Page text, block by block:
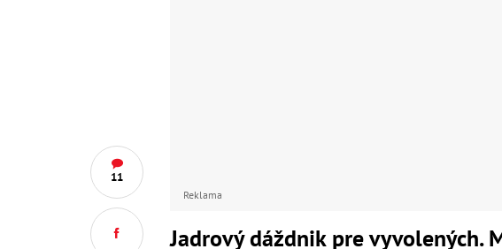
11
Reklama
Jadrový dáždnik pre vyvolených.